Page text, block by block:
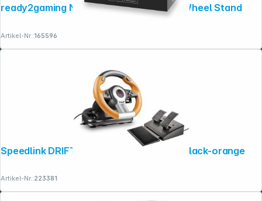
ready2gaming Nintendo Switch Racing Wheel Stand
Artikel-Nr.:165596
Speedlink DRIFT O.Z. Racing Wheel PC, black-orange
Artikel-Nr.:223381